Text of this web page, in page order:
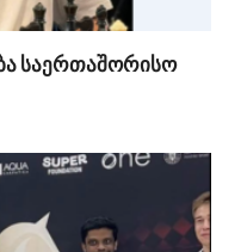
საერთაშორისო